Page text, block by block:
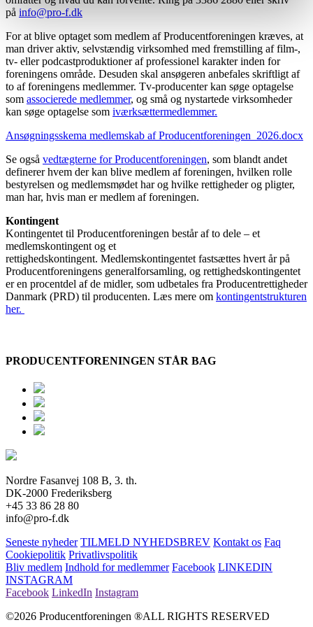
på info@pro-f.dk
For at blive optaget som medlem af Producentforeningen kræves, at
man driver aktiv, selvstændig virksomhed med fremstilling af film-,
tv- eller podcastproduktioner af professionel karakter inden for
foreningens område. Desuden skal ansøgeren anbefales skriftligt af
to af foreningens medlemmer. Tv-producenter kan søge optagelse
som associerede medlemmer, og små og nystartede virksomheder
kan søge optagelse som iværksættermedlemmer.
Ansøgningsskema medlemskab af Producentforeningen_2026.docx
Se også vedtægterne for Producentforeningen, som blandt andet
definerer hvem der kan blive medlem af foreningen, hvilken rolle
bestyrelsen og medlemsmødet har og hvilke rettigheder og pligter,
man har, hvis man er medlem af foreningen.
Kontingent
Kontingentet til Producentforeningen består af to dele – et
medlemskontingent og et
rettighedskontingent. Medlemskontingentet fastsættes hvert år på
Producentforeningens generalforsamling, og rettighedskontingentet
er en procentdel af de midler, som udbetales fra Producentrettigheder
Danmark (PRD) til producenten. Læs mere om kontingentstrukturen
her.
PRODUCENTFORENINGEN STÅR BAG
Nordre Fasanvej 108 B, 3. th.
DK-2000 Frederiksberg
+45 33 86 28 80
info@pro-f.dk
Seneste nyheder TILMELD NYHEDSBREV Kontakt os Faq
Cookiepolitik Privatlivspolitik
Bliv medlem Indhold for medlemmer Facebook LINKEDIN
INSTAGRAM
Facebook LinkedIn Instagram
©2026 Producentforeningen ®ALL RIGHTS RESERVED